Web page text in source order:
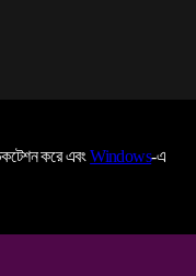
করে এবংWindows-এ